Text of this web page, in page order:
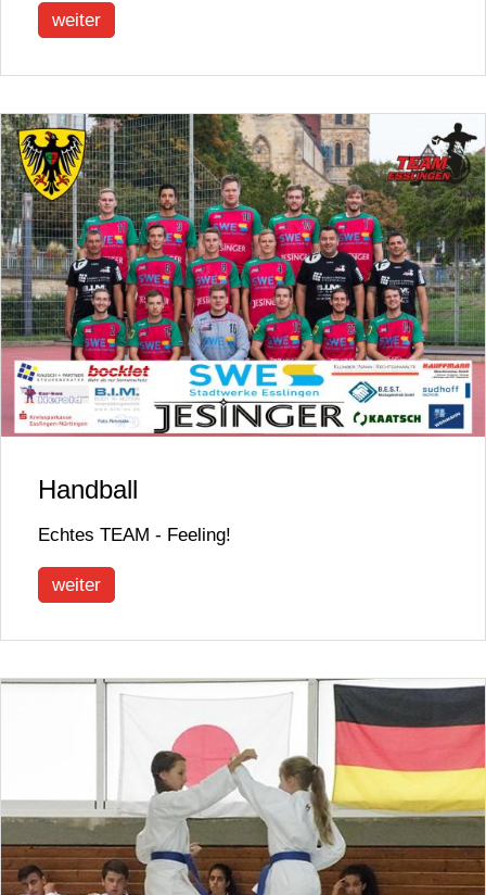
weiter
Handball
Echtes TEAM - Feeling!
weiter